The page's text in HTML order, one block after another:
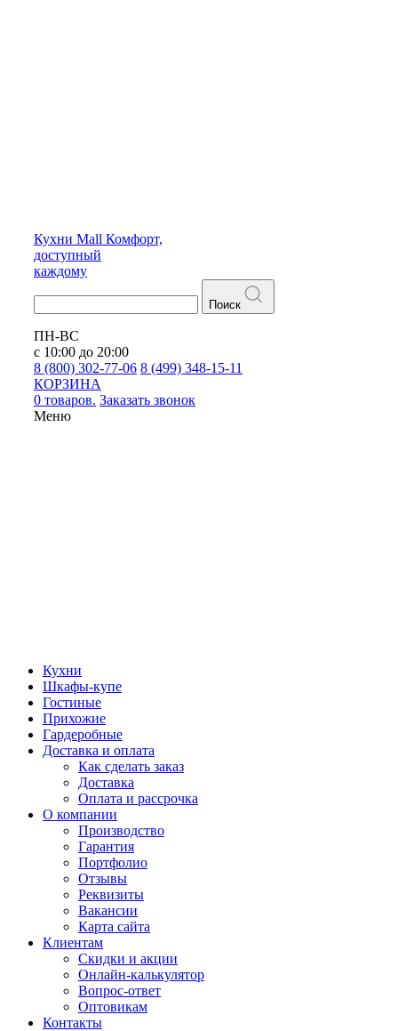
Кухни Mall Комфорт,
доступный
каждому
Поиск
ПН-ВС
с 10:00 до 20:00
8 (800) 302-77-06 8 (499) 348-15-11
КОРЗИНА
0 товаров. Заказать звонок
Меню
Кухни
Шкафы-купе
Гостиные
Прихожие
Гардеробные
Доставка и оплата
Как сделать заказ
Доставка
Оплата и рассрочка
О компании
Производство
Гарантия
Портфолио
Отзывы
Реквизиты
Вакансии
Карта сайта
Клиентам
Скидки и акции
Онлайн-калькулятор
Вопрос-ответ
Оптовикам
Контакты